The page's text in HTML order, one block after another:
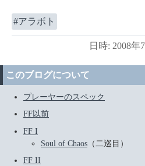
アラボト
日時: 2008年
このブログについて
プレーヤーのスペック
FF以前
FF I
Soul of Chaos （二巡目）
FF II